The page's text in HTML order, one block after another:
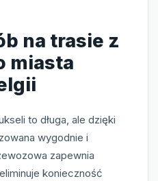
na trasie z
miasta
to długa, ale dzięki
wygodnie i
zapewnia
konieczność